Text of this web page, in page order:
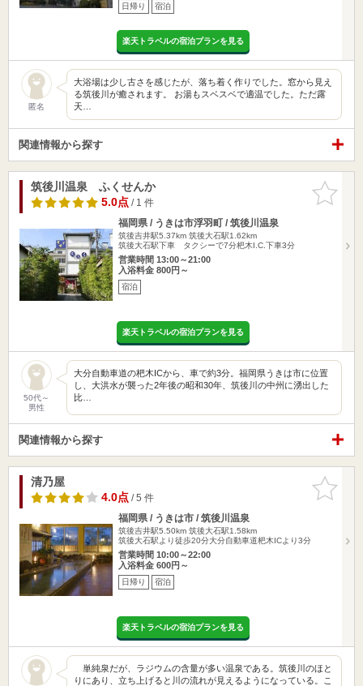
日帰り 宿泊
楽天トラベルの宿泊プランを見る
匿名
大浴場は少し古さを感じたが、落ち着く作りでした。窓から見え
る筑後川が癒されます。 お湯もスベスベで適温でした。ただ露
天…
関連情報から探す
お気に入
りに追加
筑後川温泉 ふくせんか
5.0点/ 1 件
福岡県 / うきは市浮羽町 / 筑後川温泉
筑後吉井駅5.37km 筑後大石駅1.62km
筑後大石駅下車 タクシーで7分杷木I.C.下車3分
営業時間 13:00～21:00
入浴料金 800円～
宿泊
楽天トラベルの宿泊プランを見る
50代～
男性
大分自動車道の杷木ICから、車で約3分。福岡県うきは市に位置
し、大洪水が襲った2年後の昭和30年、筑後川の中州に湧出した
比…
関連情報から探す
お気に入
りに追加
清乃屋
4.0点/ 5 件
福岡県 / うきは市 / 筑後川温泉
筑後吉井駅5.50km 筑後大石駅1.58km
筑後大石駅より徒歩20分大分自動車道杷木ICより3分
営業時間 10:00～22:00
入浴料金 600円～
日帰り 宿泊
楽天トラベルの宿泊プランを見る
単純泉だが、ラジウムの含量が多い温泉である。筑後川のほと
りにあり、立ち上げると川の流れが見えるようになっている。こ